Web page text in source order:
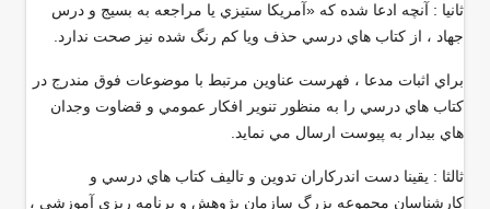
ثانيا : آنچه ادعا شده كه «آمريكا ستيزي يا مراجعه به بسيج و درس
جهاد ، از كتاب هاي درسي حذف ويا كم رنگ شده نيز صحت ندارد
براي اثبات مدعا ، فهرست عناوين مرتبط با موضوعات فوق مندرج در
كتاب هاي درسي را به منظور تنوير افكار عمومي و قضاوت وجدان
هاي بيدار به پيوست ارسال مي نمايد
ثالثا : يقينا دست اندركاران تدوين و تاليف كتاب هاي درسي و
كارشناسان مجموعه بزرگ سازمان پژوهش و برنامه ريزي آموزشي ،